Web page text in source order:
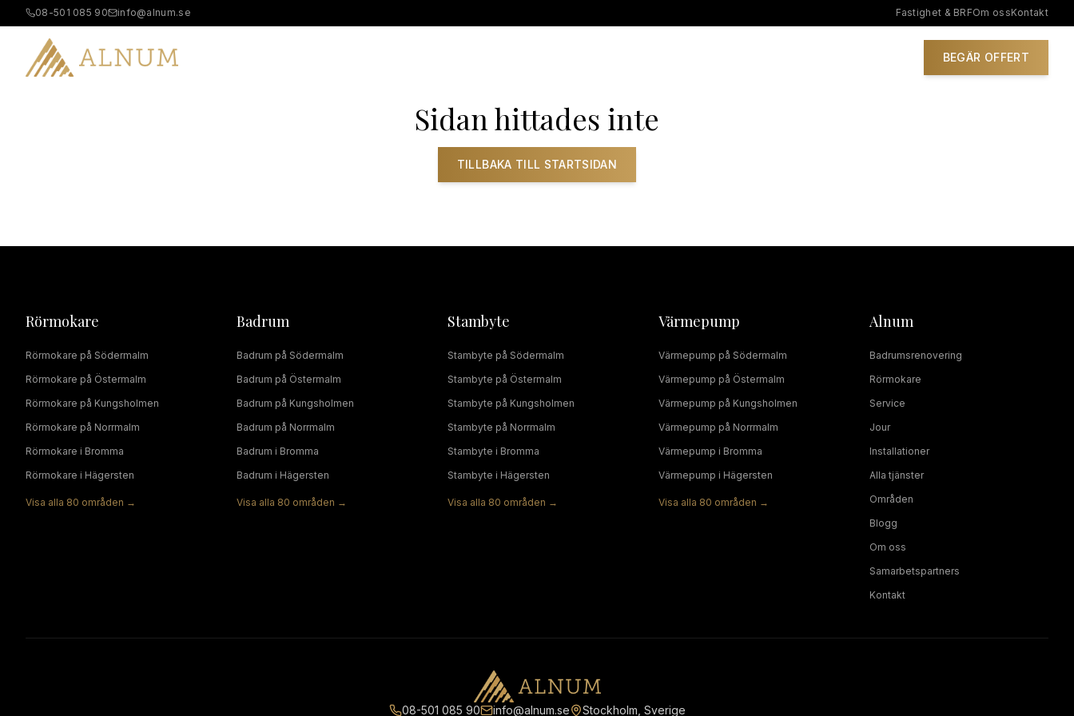
08-501 085 90 info@alnum.se Fastighet & BRFOm ossKontakt
BEGÄR OFFERT
Sidan hittades inte
TILLBAKA TILL STARTSIDAN
Rörmokare
Rörmokare på Södermalm
Rörmokare på Östermalm
Rörmokare på Kungsholmen
Rörmokare på Norrmalm
Rörmokare i Bromma
Rörmokare i Hägersten
Visa alla 80 områden →
Badrum
Badrum på Södermalm
Badrum på Östermalm
Badrum på Kungsholmen
Badrum på Norrmalm
Badrum i Bromma
Badrum i Hägersten
Visa alla 80 områden →
Stambyte
Stambyte på Södermalm
Stambyte på Östermalm
Stambyte på Kungsholmen
Stambyte på Norrmalm
Stambyte i Bromma
Stambyte i Hägersten
Visa alla 80 områden →
Värmepump
Värmepump på Södermalm
Värmepump på Östermalm
Värmepump på Kungsholmen
Värmepump på Norrmalm
Värmepump i Bromma
Värmepump i Hägersten
Visa alla 80 områden →
Alnum
Badrumsrenovering
Rörmokare
Service
Jour
Installationer
Alla tjänster
Områden
Blogg
Om oss
Samarbetspartners
Kontakt
08-501 085 90 info@alnum.se Stockholm, Sverige